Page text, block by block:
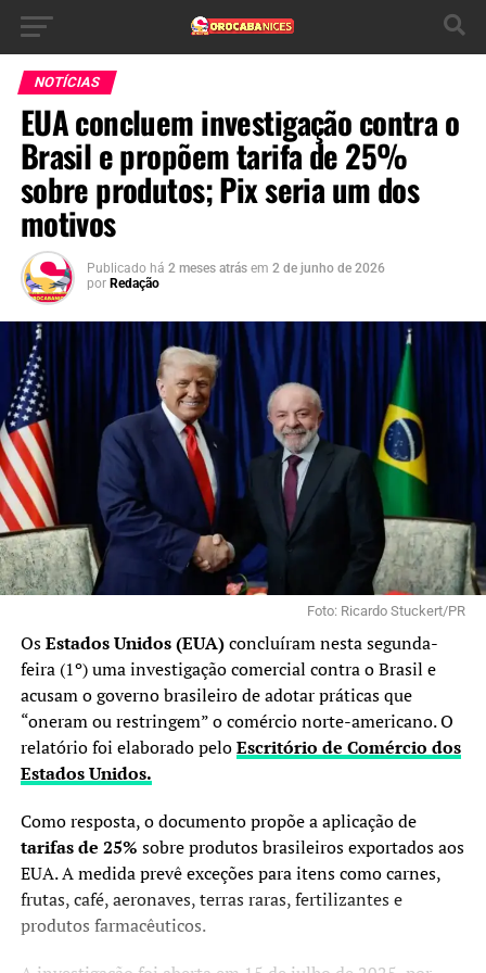
NOTÍCIAS
EUA concluem investigação contra o
Brasil e propõem tarifa de 25%
sobre produtos; Pix seria um dos
motivos
Publicado há 2 meses atrás em 2 de junho de 2026
por Redação
Foto: Ricardo Stuckert/PR
OsEstados Unidos (EUA)concluíram nesta segunda-
feira (1º) uma investigação comercial contra o Brasil e
acusam o governo brasileiro de adotar práticas que
“oneram ou restringem” o comércio norte-americano. O
relatório foi elaborado peloEscritório de Comércio dos
Estados Unidos.
Como resposta, o documento propõe a aplicação de
tarifas de 25% sobre produtos brasileiros exportados aos
EUA. A medida prevê exceções para itens como carnes,
frutas, café, aeronaves, terras raras, fertilizantes e
produtos farmacêuticos.